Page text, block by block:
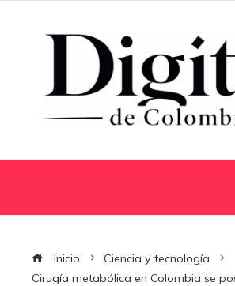
Inicio
Ciencia y tecnología
Cirugía metabólica en Colombia se